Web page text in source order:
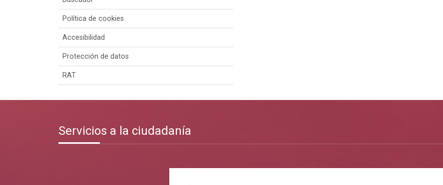
Política de cookies
Accesibilidad
Protección de datos
RAT
Servicios a la ciudadanía